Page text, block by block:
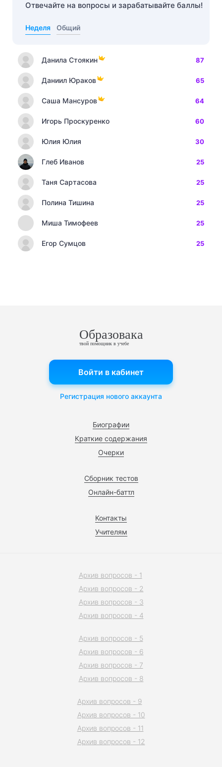
Отвечайте на вопросы и зарабатывайте баллы!
Неделя Общий
Данила Стоякин 87
Даниил Юраков 65
Саша Мансуров 64
Игорь Проскуренко 60
Юлия Юлия 30
Глеб Иванов 25
Таня Сартасова 25
Полина Тишина 25
Миша Тимофеев 25
Егор Сумцов 25
Образовака
твой помощник в учебе
Биографии
Краткие содержания
Очерки
Сборник тестов
Онлайн-баттл
Контакты
Учителям
Войти в кабинет
Регистрация нового аккаунта
Архив вопросов - 1
Архив вопросов - 2
Архив вопросов - 3
Архив вопросов - 4
Архив вопросов - 5
Архив вопросов - 6
Архив вопросов - 7
Архив вопросов - 8
Архив вопросов - 9
Архив вопросов - 10
Архив вопросов - 11
Архив вопросов - 12